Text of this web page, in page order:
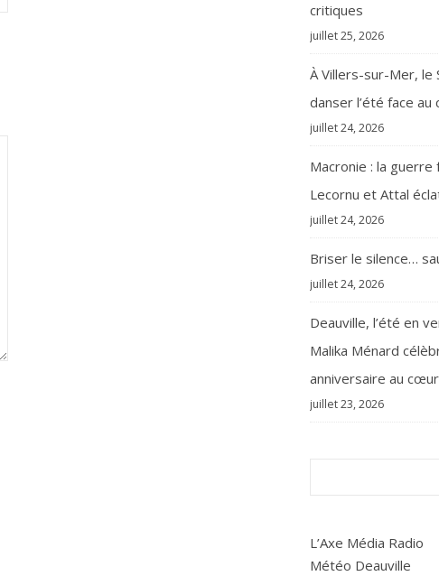
critiques
juillet 25, 2026
À Villers-sur-Mer, le
danser l’été face au
juillet 24, 2026
Macronie : la
Lecornu et Attal
juillet 24, 2026
Briser le silence…
juillet 24, 2026
Deauville, l’été en
Malika Ménard
anniversaire au
juillet 23, 2026
L’Axe Média Radio
Météo Deauville